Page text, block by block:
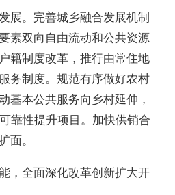
。完善城乡融合发展机制
素双向自由流动和公共资源
籍制度改革，推行由常住地
务制度。规范有序做好农村
基本公共服务向乡村延伸，
靠性提升项目。加快供销合
面。
全面深化改革创新扩大开